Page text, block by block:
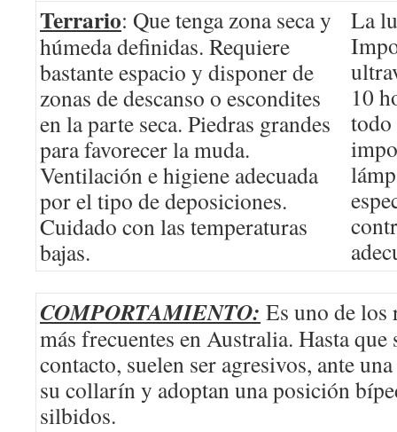
Terrario: Que tenga zona seca y
húmeda definidas. Requiere
bastante espacio y disponer de
zonas de descanso o escondites
en la parte seca. Piedras grandes
para favorecer la muda.
Ventilación e higiene adecuada
por el tipo de deposiciones.
Cuidado con las temperaturas
bajas.
La
10
todo
COMPORTAMIENTO: Es uno de los
más frecuentes en Australia. Hasta que
contacto, suelen ser agresivos, ante
su collarín y adoptan una posición
silbidos.